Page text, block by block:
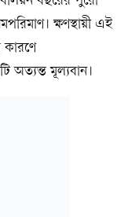
ক্ষণস্থায়ী এই
কারণে
অত্যন্ত মূল্যবান।